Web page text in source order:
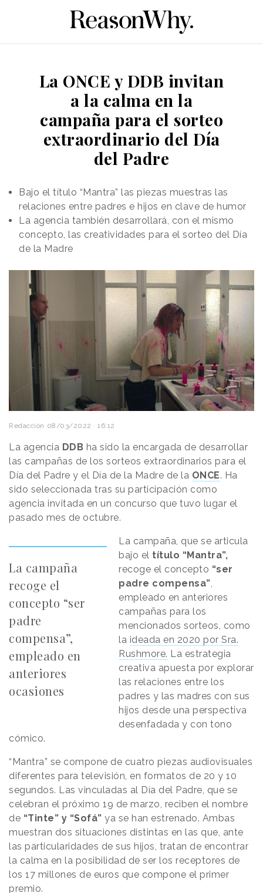
La ONCE y DDB invitan
a la calma en la
campaña para el sorteo
extraordinario del Día
del Padre
Bajo el título “Mantra” las piezas muestras las
relaciones entre padres e hijos en clave de humor
La agencia también desarrollará, con el mismo
concepto, las creatividades para el sorteo del Día
de la Madre
Redacción 08/03/2022 · 16:12
La agencia DDB ha sido la encargada de desarrollar
las campañas de los sorteos extraordinarios para el
Día del Padre y el Día de la Madre de la ONCE. Ha
sido seleccionada tras su participación como
agencia invitada en un concurso que tuvo lugar el
pasado mes de octubre.
La campaña
recoge el
concepto “ser
padre
compensa”,
empleado en
anteriores
ocasiones
La campaña, que se articula
bajo el título “Mantra”,
recoge el concepto “ser
padre compensa”,
empleado en anteriores
campañas para los
mencionados sorteos, como
la ideada en 2020 por Sra.
Rushmore. La estrategia
creativa apuesta por explorar
las relaciones entre los
padres y las madres con sus
hijos desde una perspectiva
desenfadada y con tono
cómico.
“Mantra” se compone de cuatro piezas audiovisuales
diferentes para televisión, en formatos de 20 y 10
segundos. Las vinculadas al Día del Padre, que se
celebran el próximo 19 de marzo, reciben el nombre
de “Tinte” y “Sofá” ya se han estrenado. Ambas
muestran dos situaciones distintas en las que, ante
las particularidades de sus hijos, tratan de encontrar
la calma en la posibilidad de ser los receptores de
los 17 millones de euros que compone el primer
premio.